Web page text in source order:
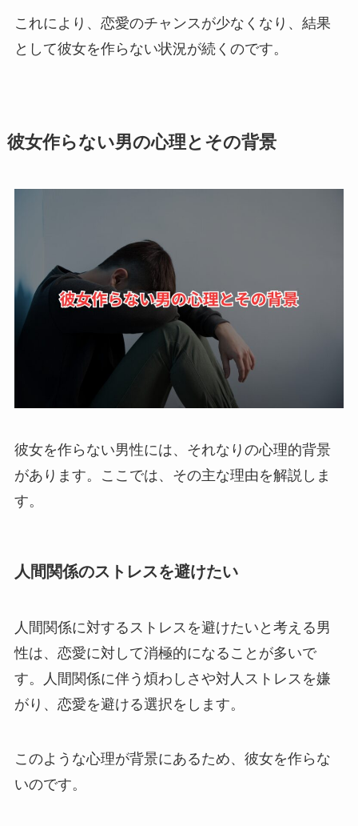
これにより、恋愛のチャンスが少なくなり、結果
として彼女を作らない状況が続くのです。
彼女作らない男の心理とその背景
彼女を作らない男性には、それなりの心理的背景
があります。ここでは、その主な理由を解説しま
す。
人間関係のストレスを避けたい
人間関係に対するストレスを避けたいと考える男
性は、恋愛に対して消極的になることが多いで
す。人間関係に伴う煩わしさや対人ストレスを嫌
がり、恋愛を避ける選択をします。
このような心理が背景にあるため、彼女を作らな
いのです。